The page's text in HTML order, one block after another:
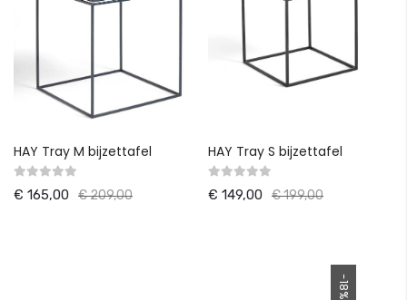
HAY Tray M bijzettafel
€ 165,00 € 209,00
HAY Tray S bijzettafel
€ 149,00 € 199,00
-18%